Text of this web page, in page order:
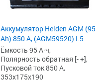
Аккумулятор Helden AGM (95
Ah) 850 А, (AGM59520) L5
Ёмкость 95 А·ч,
Полярность обратная [- +],
Пусковой ток 850 А,
353x175x190